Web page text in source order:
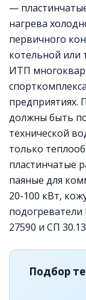
—
нагрева
первичного
котельной или
ИТП
предприятиях.
должны быть
технической
только
пластинчатые
паяные для
20-100 кВт,
27590 и СП
Подбор